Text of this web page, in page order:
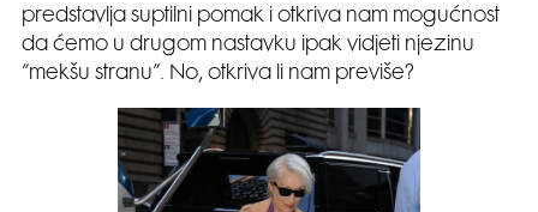
predstavlja suptilni pomak i otkriva nam mogućnost
da ćemo u drugom nastavku ipak vidjeti njezinu
“mekšu stranu”. No, otkriva li nam previše?